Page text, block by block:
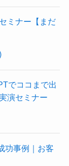
ミナー【まだ
でココまで出
演セミナー
功事例｜お客